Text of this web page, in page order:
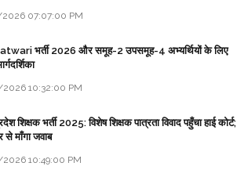
07:07:00 PM
भर्ती 2026 और समूह-2 उपसमूह-4 अभ्यर्थियों के लिए
10:32:00 PM
शिक्षक भर्ती 2025: विशेष शिक्षक पात्रता विवाद पहुँचा हाई कोर्ट;
से माँगा जवाब
10:49:00 PM